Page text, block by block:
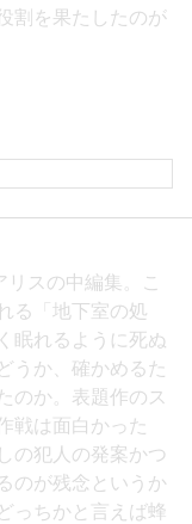
割を果たしたのが
スの中編集。こ
る「地下室の処
眠れるように死ぬ
うか、確かめるた
のか。表題作のス
戦は面白かった
の犯人の発案かつ
のが残念というか
っちかと言えば蜂